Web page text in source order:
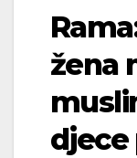
žena
djece